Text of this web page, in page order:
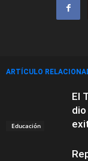
ARTÍCULO
Educación
El